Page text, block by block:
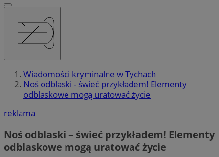
Wiadomości kryminalne w Tychach
Noś odblaski - świeć przykładem! Elementy
odblaskowe mogą uratować życie
reklama
Noś odblaski – świeć przykładem! Elementy
odblaskowe mogą uratować życie